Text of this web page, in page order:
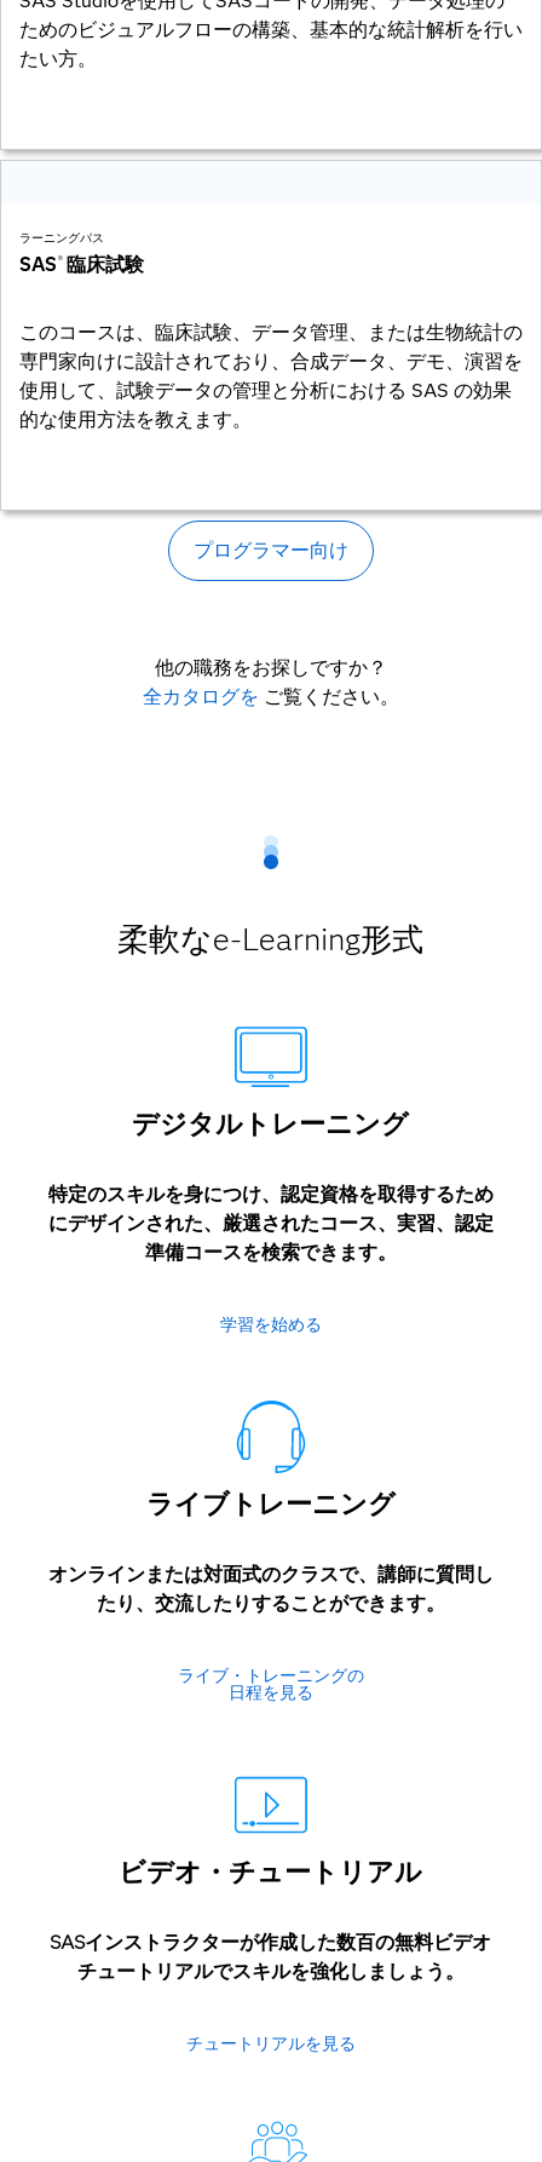
ためのビジュアルフローの構築、基本的な統計解析を行い
たい方。
ラーニングパス
SAS ® 臨床試験
このコースは、臨床試験、データ管理、または生物統計の
専門家向けに設計されており、合成データ、デモ、演習を
使用して、試験データの管理と分析における SAS の効果
的な使用方法を教えます。
プログラマー向け
他の職務をお探しですか？
全カタログを ご覧ください。
柔軟なe-Learning形式
デジタルトレーニング
特定のスキルを身につけ、認定資格を取得するため
にデザインされた、厳選されたコース、実習、認定
準備コースを検索できます。
学習を始める
ライブトレーニング
オンラインまたは対面式のクラスで、講師に質問し
たり、交流したりすることができます。
ライブ・トレーニングの
日程を見る
ビデオ・チュートリアル
SASインストラクターが作成した数百の無料ビデオ
チュートリアルでスキルを強化しましょう。
チュートリアルを見る